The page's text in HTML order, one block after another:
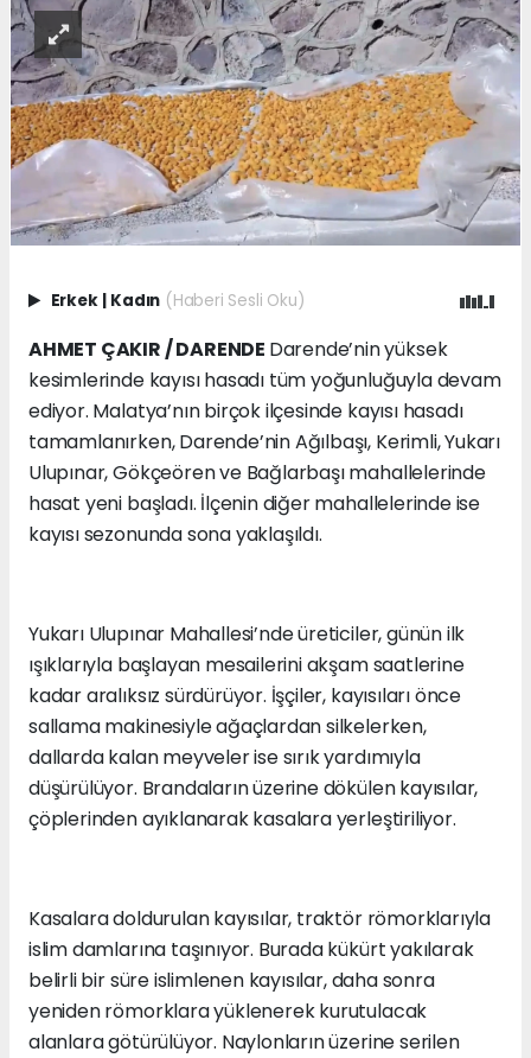
Erkek | Kadın (Haberi Sesli Oku)
AHMET ÇAKIR / DARENDE Darende’nin yüksek
kesimlerinde kayısı hasadı tüm yoğunluğuyla devam
ediyor. Malatya’nın birçok ilçesinde kayısı hasadı
tamamlanırken, Darende’nin Ağılbaşı, Kerimli, Yukarı
Ulupınar, Gökçeören ve Bağlarbaşı mahallelerinde
hasat yeni başladı. İlçenin diğer mahallelerinde ise
kayısı sezonunda sona yaklaşıldı.
Yukarı Ulupınar Mahallesi’nde üreticiler, günün ilk
ışıklarıyla başlayan mesailerini akşam saatlerine
kadar aralıksız sürdürüyor. İşçiler, kayısıları önce
sallama makinesiyle ağaçlardan silkelerken,
dallarda kalan meyveler ise sırık yardımıyla
düşürülüyor. Brandaların üzerine dökülen kayısılar,
çöplerinden ayıklanarak kasalara yerleştiriliyor.
Kasalara doldurulan kayısılar, traktör römorklarıyla
islim damlarına taşınıyor. Burada kükürt yakılarak
belirli bir süre islimlenen kayısılar, daha sonra
yeniden römorklara yüklenerek kurutulacak
alanlara götürülüyor. Naylonların üzerine serilen